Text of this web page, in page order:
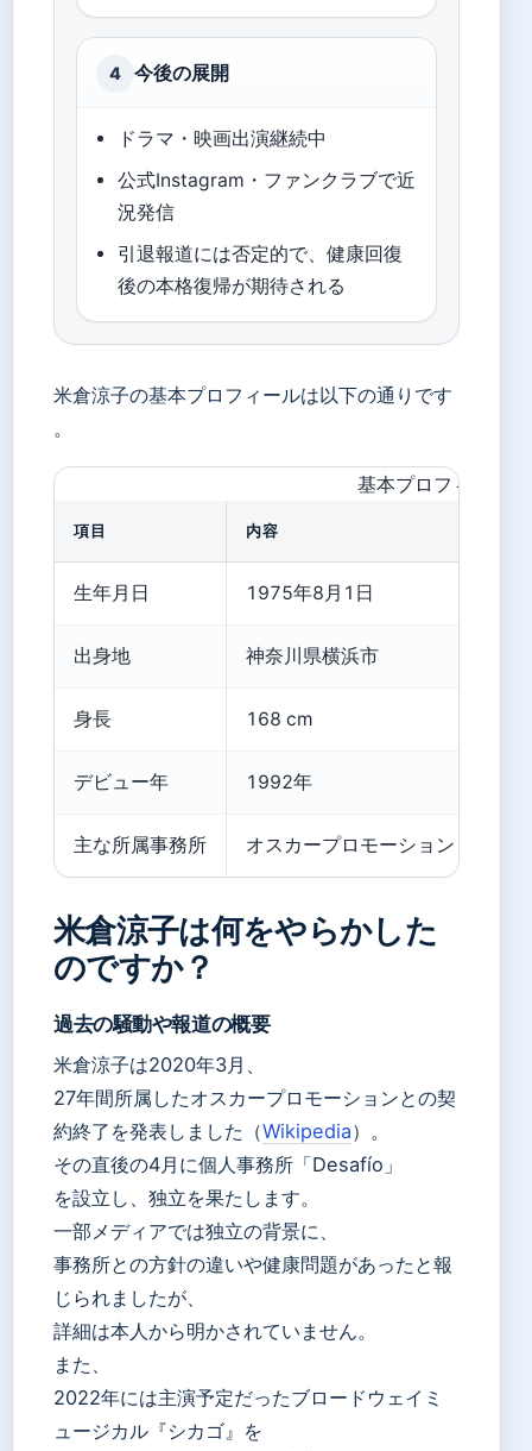
4 今後の展開
ドラマ・映画出演継続中
公式Instagram・ファンクラブで近
況発信
引退報道には否定的で、健康回復
後の本格復帰が期待される
米倉涼子の基本プロフィールは以下の通りです
。
基本プロフィール
項目 内容
生年月日 1975年8月1日
出身地 神奈川県横浜市
身長 168 cm
デビュー年 1992年
主な所属事務所 オスカープロモーション（～
米倉涼子は何をやらかした
のですか？
過去の騒動や報道の概要
米倉涼子は2020年3月、
27年間所属したオスカープロモーションとの契
約終了を発表しました（Wikipedia）。
その直後の4月に個人事務所「Desafío」
を設立し、独立を果たします。
一部メディアでは独立の背景に、
事務所との方針の違いや健康問題があったと報
じられましたが、
詳細は本人から明かされていません。
また、
2022年には主演予定だったブロードウェイミ
ュージカル『シカゴ』を